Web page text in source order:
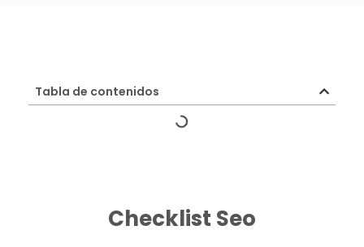
Tabla de contenidos
Checklist Seo